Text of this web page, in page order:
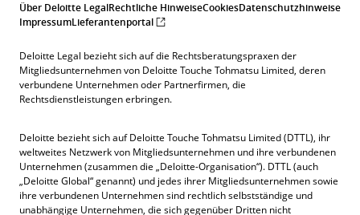
Über Deloitte LegalRechtliche HinweiseCookiesDatenschutzhinweise
ImpressumLieferantenportal
Deloitte Legal bezieht sich auf die Rechtsberatungspraxen der
Mitgliedsunternehmen von Deloitte Touche Tohmatsu Limited, deren
verbundene Unternehmen oder Partnerfirmen, die
Rechtsdienstleistungen erbringen.
Deloitte bezieht sich auf Deloitte Touche Tohmatsu Limited (DTTL), ihr
weltweites Netzwerk von Mitgliedsunternehmen und ihre verbundenen
Unternehmen (zusammen die „Deloitte-Organisation“). DTTL (auch
„Deloitte Global“ genannt) und jedes ihrer Mitgliedsunternehmen sowie
ihre verbundenen Unternehmen sind rechtlich selbstständige und
unabhängige Unternehmen, die sich gegenüber Dritten nicht